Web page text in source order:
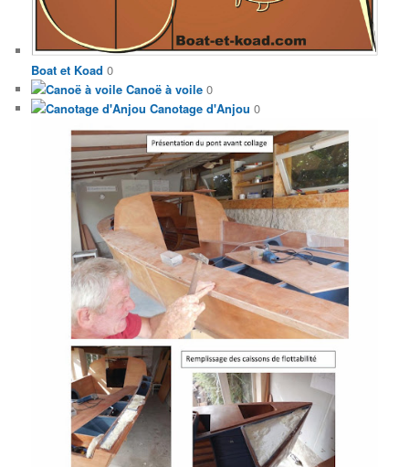
Boat et Koad 0
Canoë à voile 0
Canotage d'Anjou 0